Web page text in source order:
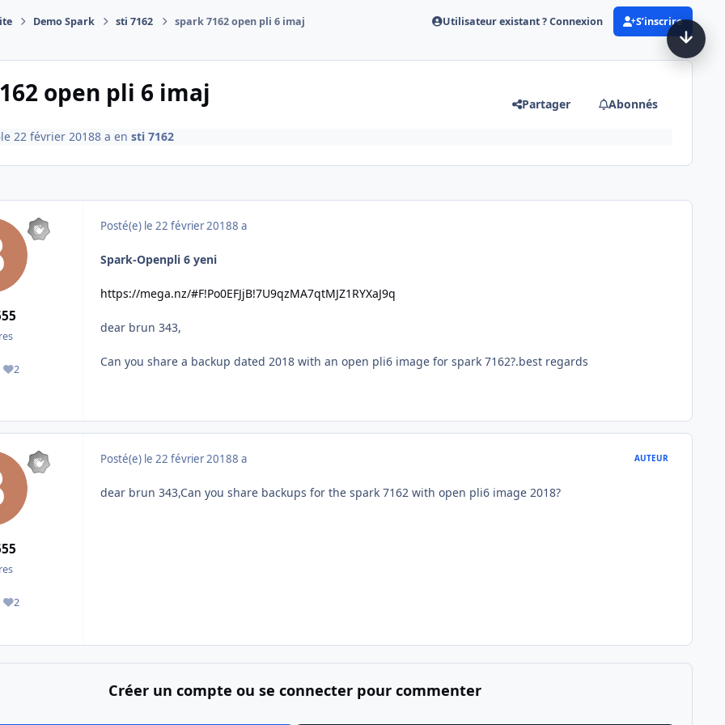
Demo Spark sti 7162 spark 7162 open pli 6 imaj Utilisateur existant ? Connexion S’inscrire
open pli 6 imaj Partager Abonnés
le 22 février 20188 a en sti 7162
2
Réputation
Posté(e) le 22 février 20188 a
Spark-Openpli 6 yeni
https://mega.nz/#F!Po0EFJjB!7U9qzMA7qtMJZ1RYXaJ9q
dear brun 343,
Can you share a backup dated 2018 with an open pli6 image for spark 7162?.best regards
2
Réputation
Posté(e) le 22 février 20188 a AUTEUR
dear brun 343,Can you share backups for the spark 7162 with open pli6 image 2018?
Créer un compte ou se connecter pour commenter